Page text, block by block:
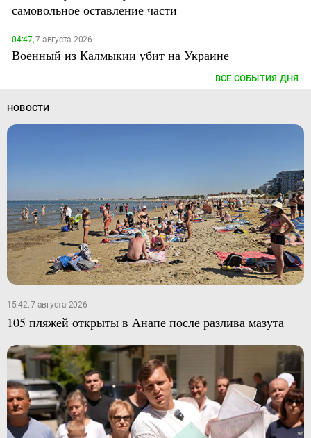
самовольное оставление части
04:47,7 августа 2026
Военный из Калмыкии убит на Украине
ВСЕ СОБЫТИЯ ДНЯ
НОВОСТИ
15:42, 7 августа 2026
105 пляжей открыты в Анапе после разлива мазута